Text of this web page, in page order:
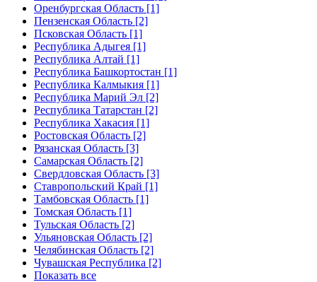
Оренбургская Область [1]
Пензенская Область [2]
Псковская Область [1]
Республика Адыгея [1]
Республика Алтай [1]
Республика Башкортостан [1]
Республика Калмыкия [1]
Республика Марий Эл [2]
Республика Татарстан [2]
Республика Хакасия [1]
Ростовская Область [2]
Рязанская Область [3]
Самарская Область [2]
Свердловская Область [3]
Ставропольский Край [1]
Тамбовская Область [1]
Томская Область [1]
Тульская Область [2]
Ульяновская Область [2]
Челябинская Область [2]
Чувашская Республика [2]
Показать все